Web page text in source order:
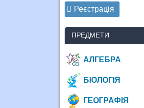
Реєстрація
ПРЕДМЕТИ
АЛГЕБРА
БІОЛОГІЯ
ГЕОГРАФІЯ